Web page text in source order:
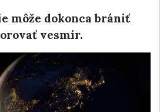
môže dokonca brániť
vesmír.